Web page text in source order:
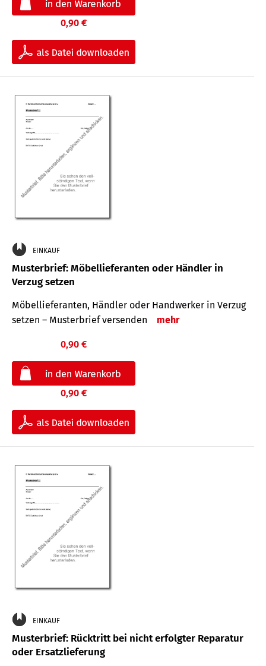
0,90 €
EINKAUF
Musterbrief: Möbellieferanten oder Händler in
Verzug setzen
Möbellieferanten, Händler oder Handwerker in Verzug
setzen – Musterbrief versenden
mehr
0,90 €
0,90 €
EINKAUF
Musterbrief: Rücktritt bei nicht erfolgter Reparatur
oder Ersatzlieferung